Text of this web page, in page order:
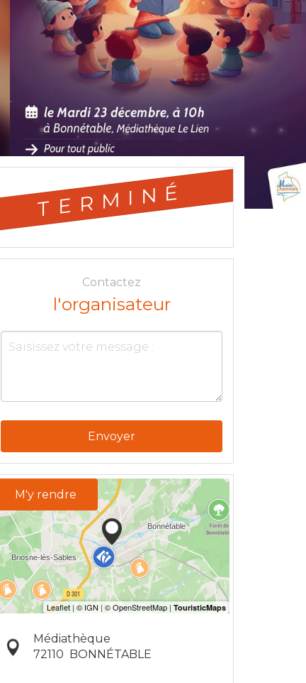
TERMINÉ
Contactez
l'organisateur
Envoyer
M'y rendre
Médiathèque
72110
BONNÉTABLE